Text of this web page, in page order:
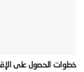
‫خطوات الحصول على